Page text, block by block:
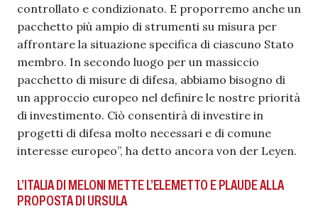
controllato e condizionato. E proporremo anche un
pacchetto più ampio di strumenti su misura per
affrontare la situazione specifica di ciascuno Stato
membro. In secondo luogo per un massiccio
pacchetto di misure di difesa, abbiamo bisogno di
un approccio europeo nel definire le nostre priorità
di investimento. Ciò consentirà di investire in
progetti di difesa molto necessari e di comune
interesse europeo”, ha detto ancora von der Leyen.
L’ITALIA DI MELONI METTE L’ELEMETTO E PLAUDE ALLA
PROPOSTA DI URSULA